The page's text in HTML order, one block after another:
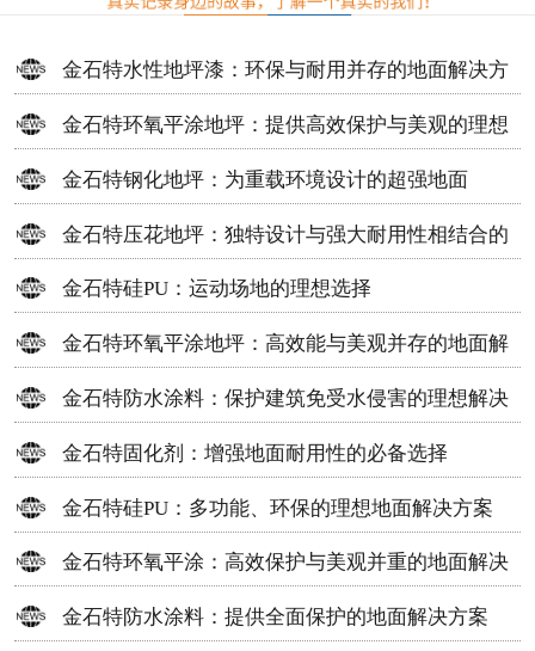
金石特水性地坪漆：环保与耐用并存的地面解决方
案
金石特环氧平涂地坪：提供高效保护与美观的理想
选择
金石特钢化地坪：为重载环境设计的超强地面
金石特压花地坪：独特设计与强大耐用性相结合的
地面材料
金石特硅PU：运动场地的理想选择
金石特环氧平涂地坪：高效能与美观并存的地面解
决方案
金石特防水涂料：保护建筑免受水侵害的理想解决
方案
金石特固化剂：增强地面耐用性的必备选择
金石特硅PU：多功能、环保的理想地面解决方案
金石特环氧平涂：高效保护与美观并重的地面解决
方案
金石特防水涂料：提供全面保护的地面解决方案